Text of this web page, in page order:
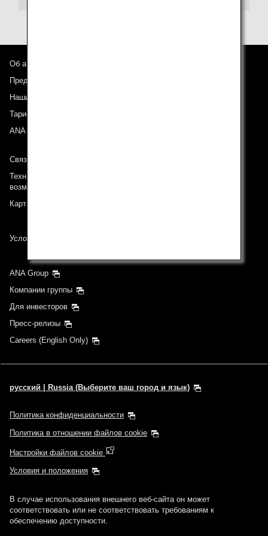
Об авиакомпании ANA
Предложения и объявления
Наши направления
Тариф ANA Experience
ANA Mileage Club
Связь с ANA
Техническая поддержка (Для клиентов с ограниченными
возможностями)
Карта сайта
Условия перевозки
ANA Group
Компании группы
Для инвесторов
Пресс-релизы
Careers (English Only)
русский | Russia (Выберите ваш город и язык)
Политика конфиденциальности
Политика в отношении файлов cookie
Настройки файлов cookie
Условия и положения
В случае использования внешнего веб-сайта он может
соответствовать или не соответствовать требованиям к
обеспечению доступности.